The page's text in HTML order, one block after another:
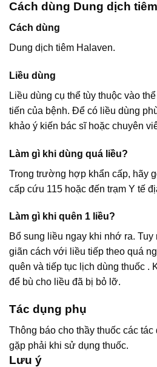
Cách dùng Dung dịch
Cách dùng
Dung dịch tiêm Halaven.
Liều dùng
Liều dùng cụ thể tùy thuộc vào
tiến của bệnh. Để có liều dùng
khảo ý kiến bác sĩ hoặc chuyên
Làm gì khi dùng quá liều?
Trong trường hợp khẩn cấp, hãy
cấp cứu 115 hoặc đến trạm Y tế
Làm gì khi quên 1 liều?
Bổ sung liều ngay khi nhớ ra.
giãn cách với liều tiếp theo quá
quên và tiếp tục lịch dùng thuốc .
để bù cho liều đã bị bỏ lỡ.
Tác dụng phụ
Thông báo cho thầy thuốc các
gặp phải khi sử dụng thuốc.
Lưu ý